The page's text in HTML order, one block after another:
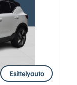
Esittelyauto